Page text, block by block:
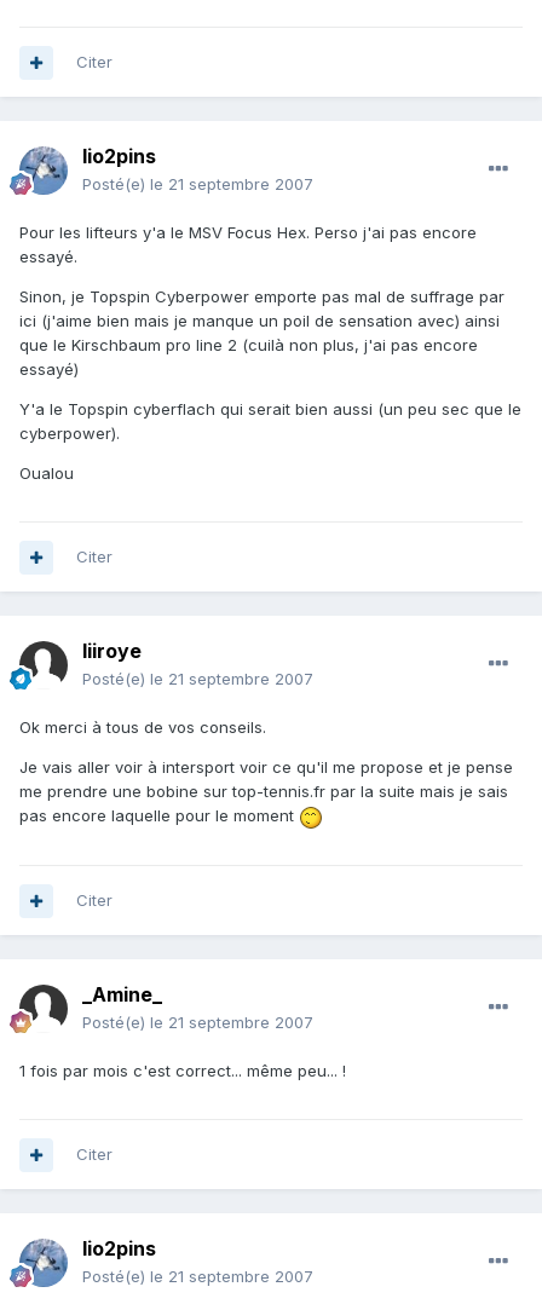
Citer
lio2pins
Posté(e) le 21 septembre 2007
Pour les lifteurs y'a le MSV Focus Hex. Perso j'ai pas encore
essayé.
Sinon, je Topspin Cyberpower emporte pas mal de suffrage par
ici (j'aime bien mais je manque un poil de sensation avec) ainsi
que le Kirschbaum pro line 2 (cuilà non plus, j'ai pas encore
essayé)
Y'a le Topspin cyberflach qui serait bien aussi (un peu sec que le
cyberpower).
Oualou
Citer
liiroye
Posté(e) le 21 septembre 2007
Ok merci à tous de vos conseils.
Je vais aller voir à intersport voir ce qu'il me propose et je pense
me prendre une bobine sur top-tennis.fr par la suite mais je sais
pas encore laquelle pour le moment
Citer
_Amine_
Posté(e) le 21 septembre 2007
1 fois par mois c'est correct... même peu... !
Citer
lio2pins
Posté(e) le 21 septembre 2007